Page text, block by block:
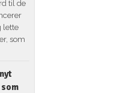
til de
lette
som